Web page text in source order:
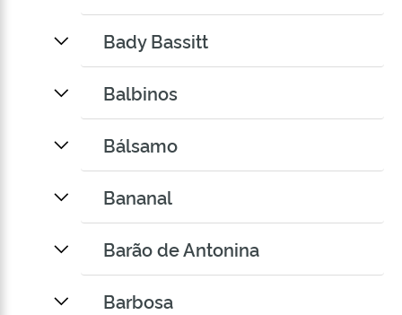
Bady Bassitt
Balbinos
Bálsamo
Bananal
Barão de Antonina
Barbosa